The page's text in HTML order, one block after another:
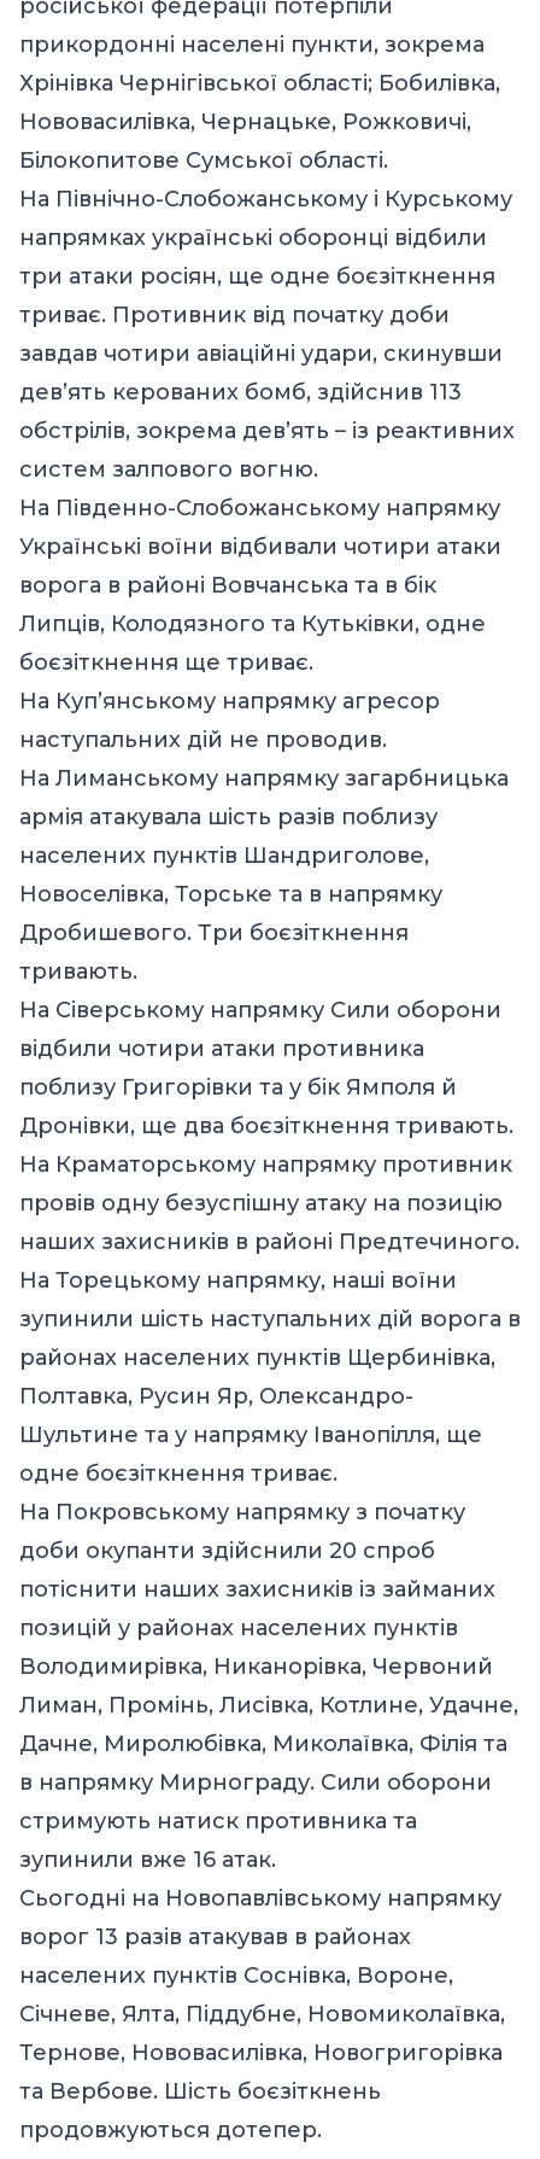
російської федерації потерпіли
прикордонні населені пункти, зокрема
Хрінівка Чернігівської області; Бобилівка,
Нововасилівка, Чернацьке, Рожковичі,
Білокопитове Сумської області.
На Північно-Слобожанському і Курському
напрямках українські оборонці відбили
три атаки росіян, ще одне боєзіткнення
триває. Противник від початку доби
завдав чотири авіаційні удари, скинувши
дев’ять керованих бомб, здійснив 113
обстрілів, зокрема дев’ять – із реактивних
систем залпового вогню.
На Південно-Слобожанському напрямку
Українські воїни відбивали чотири атаки
ворога в районі Вовчанська та в бік
Липців, Колодязного та Кутьківки, одне
боєзіткнення ще триває.
На Куп’янському напрямку агресор
наступальних дій не проводив.
На Лиманському напрямку загарбницька
армія атакувала шість разів поблизу
населених пунктів Шандриголове,
Новоселівка, Торське та в напрямку
Дробишевого. Три боєзіткнення
тривають.
На Сіверському напрямку Сили оборони
відбили чотири атаки противника
поблизу Григорівки та у бік Ямполя й
Дронівки, ще два боєзіткнення тривають.
На Краматорському напрямку противник
провів одну безуспішну атаку на позицію
наших захисників в районі Предтечиного.
На Торецькому напрямку, наші воїни
зупинили шість наступальних дій ворога в
районах населених пунктів Щербинівка,
Полтавка, Русин Яр, Олександро-
Шультине та у напрямку Іванопілля, ще
одне боєзіткнення триває.
На Покровському напрямку з початку
доби окупанти здійснили 20 спроб
потіснити наших захисників із займаних
позицій у районах населених пунктів
Володимирівка, Никанорівка, Червоний
Лиман, Промінь, Лисівка, Котлине, Удачне,
Дачне, Миролюбівка, Миколаївка, Філія та
в напрямку Мирнограду. Сили оборони
стримують натиск противника та
зупинили вже 16 атак.
Сьогодні на Новопавлівському напрямку
ворог 13 разів атакував в районах
населених пунктів Соснівка, Вороне,
Січневе, Ялта, Піддубне, Новомиколаївка,
Тернове, Нововасилівка, Новогригорівка
та Вербове. Шість боєзіткнень
продовжуються дотепер.